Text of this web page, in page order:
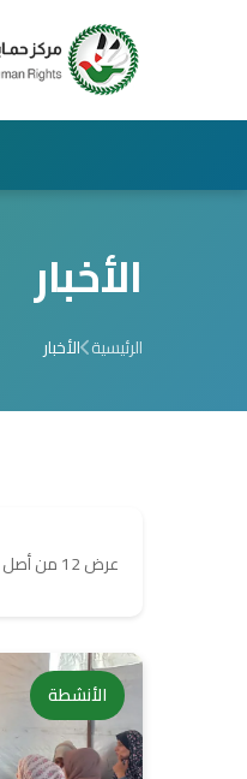
الأخبار
الرئيسية الأخبار
عرض 12 من أصل 1877 نتيجة
الأنشطة